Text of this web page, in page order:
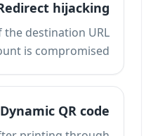
code contexts is the
QR code, usually